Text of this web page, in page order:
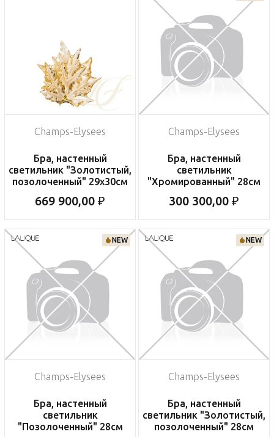
Champs-Elysees
Бра, настенный
светильник "Золотистый,
позолоченный" 29x30см
669 900,00 ₽
Champs-Elysees
Бра, настенный
светильник
"Хромированный" 28см
300 300,00 ₽
NEW
Champs-Elysees
Бра, настенный
светильник
"Позолоченный" 28см
NEW
Champs-Elysees
Бра, настенный
светильник "Золотистый,
позолоченный" 28см